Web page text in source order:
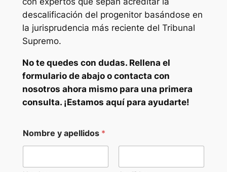
descalificación del progenitor basándose en
la jurisprudencia más reciente del Tribunal
Supremo.
No te quedes con dudas. Rellena el
formulario de abajo o contacta con
nosotros ahora mismo para una primera
consulta. ¡Estamos aquí para ayudarte!
Nombre y apellidos *